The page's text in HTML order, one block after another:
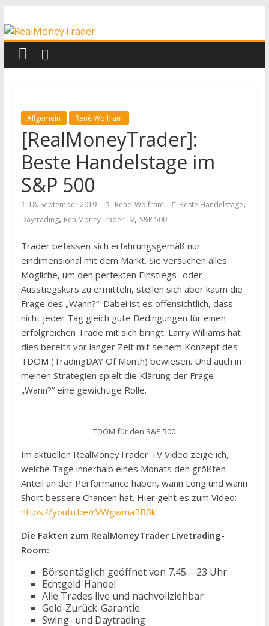
Inhalt
springen
RealMoneyTrader
Echtgeld-
Trading
Allgemein René Wolfram
[RealMoneyTrader]:
Beste Handelstage im
S&P 500
18. September 2019 Rene_Wolfram Beste Handelstage,
Daytrading, RealMoneyTrader TV, S&P 500
Trader befassen sich erfahrungsgemäß nur
eindimensional mit dem Markt. Sie versuchen alles
Mögliche, um den perfekten Einstiegs- oder
Ausstiegskurs zu ermitteln, stellen sich aber kaum die
Frage des „Wann?“. Dabei ist es offensichtlich, dass
nicht jeder Tag gleich gute Bedingungen für einen
erfolgreichen Trade mit sich bringt. Larry Williams hat
dies bereits vor langer Zeit mit seinem Konzept des
TDOM (TradingDAY Of Month) bewiesen. Und auch in
meinen Strategien spielt die Klärung der Frage
„Wann?“ eine gewichtige Rolle.
TDOM für den S&P 500
Im aktuellen RealMoneyTrader TV Video zeige ich,
welche Tage innerhalb eines Monats den größten
Anteil an der Performance haben, wann Long und wann
Short bessere Chancen hat. Hier geht es zum Video:
https://youtu.be/rVWgwma2B0k
Die Fakten zum RealMoneyTrader Livetrading-
Room:
Börsentäglich geöffnet von 7.45 – 23 Uhr
Echtgeld-Handel
Alle Trades live und nachvollziehbar
Geld-Zurück-Garantie
Swing- und Daytrading